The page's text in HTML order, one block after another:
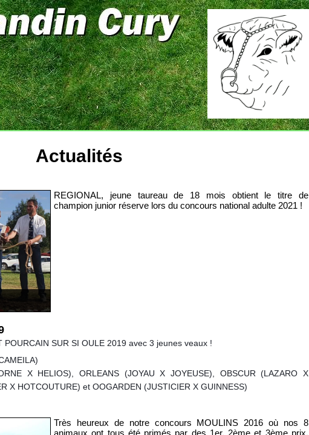
Actualités
REGIONAL, jeune taureau de 18 mois obtient le titre de
champion junior réserve lors du concours national adulte 2021 !
SUR SI OULE 2019 avec 3 jeunes veaux !
X HELIOS), ORLEANS (JOYAU X JOYEUSE), OBSCUR (LAZARO X
X HOTCOUTURE) et OOGARDEN (JUSTICIER X GUINNESS)
Très heureux de notre concours MOULINS 2016 où nos 8
animaux ont tous été primés par des 1er, 2ème et 3ème prix.